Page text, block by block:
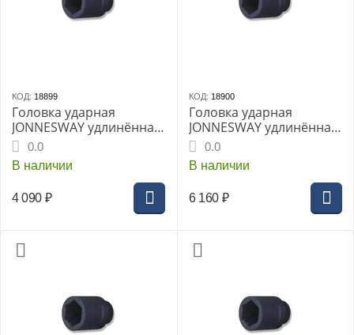
КОД: 18899
Головка ударная
JONNESWAY удлинённая
1" 46мм (S03AD8146)
0.0
В наличии
4 090 ₽
КОД: 18900
Головка ударная
JONNESWAY удлинённая
1" 55мм (S03AD8155)
0.0
В наличии
6 160 ₽